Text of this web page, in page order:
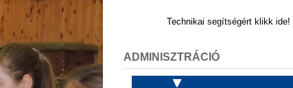
Technikai segítségért klikk ide!
ADMINISZTRÁCIÓ